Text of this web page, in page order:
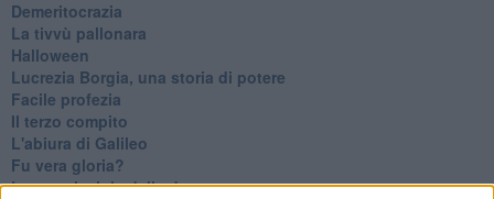
Demeritocrazia
La tivvù pallonara
Halloween
​Lucrezia Borgia, una storia di potere
Facile profezia
Il terzo compito
L'abiura di Galileo
Fu vera gloria?
La guerricciola delle due rose